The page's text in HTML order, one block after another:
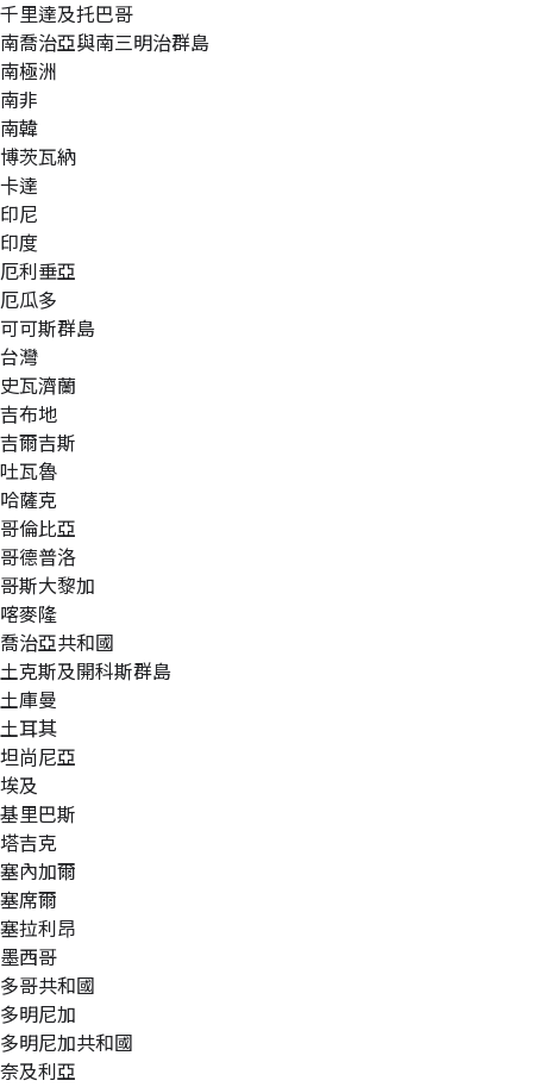
千里達及托巴哥
南喬治亞與南三明治群島
南極洲
南非
南韓
博茨瓦納
卡達
印尼
印度
厄利垂亞
厄瓜多
可可斯群島
台灣
史瓦濟蘭
吉布地
吉爾吉斯
吐瓦魯
哈薩克
哥倫比亞
哥德普洛
哥斯大黎加
喀麥隆
喬治亞共和國
土克斯及開科斯群島
土庫曼
土耳其
坦尚尼亞
埃及
基里巴斯
塔吉克
塞內加爾
塞席爾
塞拉利昂
墨西哥
多哥共和國
多明尼加
多明尼加共和國
奈及利亞